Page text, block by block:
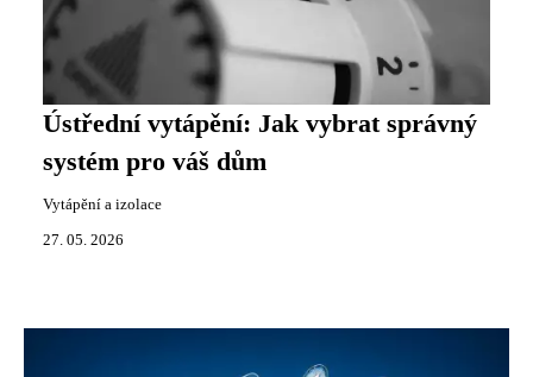
Ústřední vytápění: Jak vybrat správný
systém pro váš dům
Vytápění a izolace
27. 05. 2026